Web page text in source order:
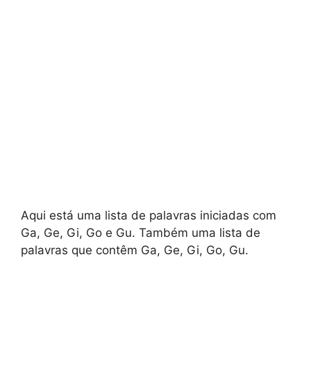
Aqui está uma lista de palavras iniciadas com
Ga, Ge, Gi, Go e Gu. Também uma lista de
palavras que contêm Ga, Ge, Gi, Go, Gu.